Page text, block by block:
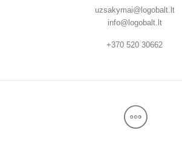
uzsakymai@logobalt.lt
info@logobalt.lt
+370 520 30662